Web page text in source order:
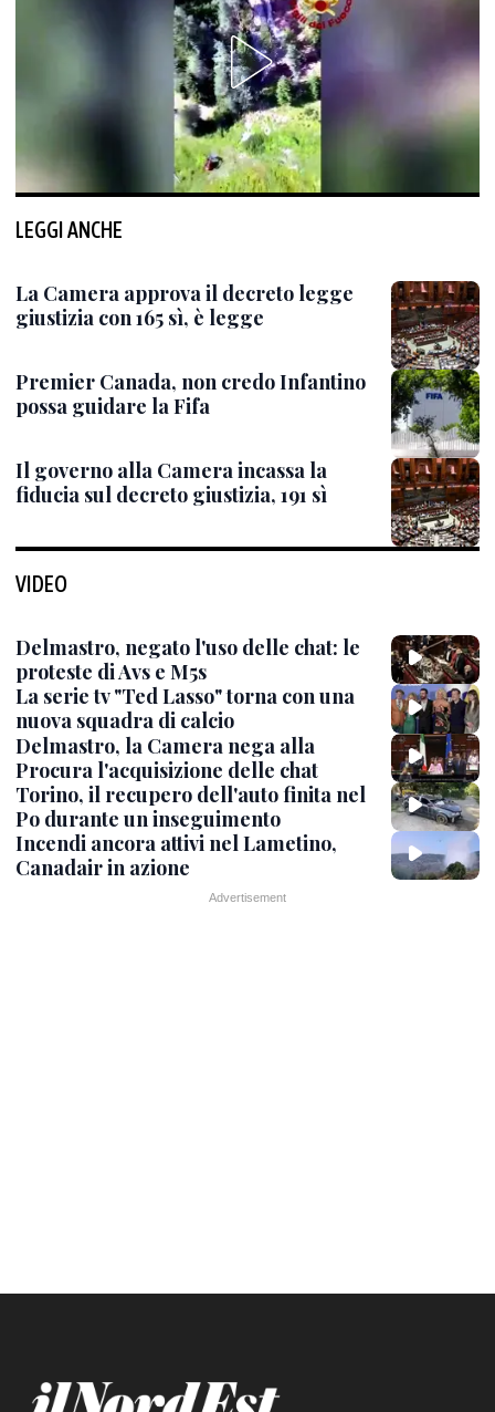
LEGGI ANCHE
La Camera approva il decreto legge
giustizia con 165 sì, è legge
Premier Canada, non credo Infantino
possa guidare la Fifa
Il governo alla Camera incassa la
fiducia sul decreto giustizia, 191 sì
VIDEO
Delmastro, negato l'uso delle chat: le
proteste di Avs e M5s
La serie tv "Ted Lasso" torna con una
nuova squadra di calcio
Delmastro, la Camera nega alla
Procura l'acquisizione delle chat
Torino, il recupero dell'auto finita nel
Po durante un inseguimento
Incendi ancora attivi nel Lametino,
Canadair in azione